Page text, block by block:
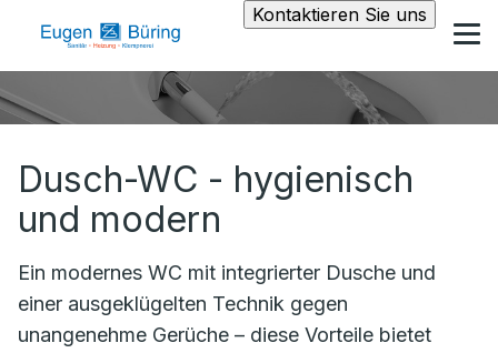
Kontaktieren Sie uns
Dusch-WC - hygienisch
und modern
Ein modernes WC mit integrierter Dusche und
einer ausgeklügelten Technik gegen
unangenehme Gerüche – diese Vorteile bietet